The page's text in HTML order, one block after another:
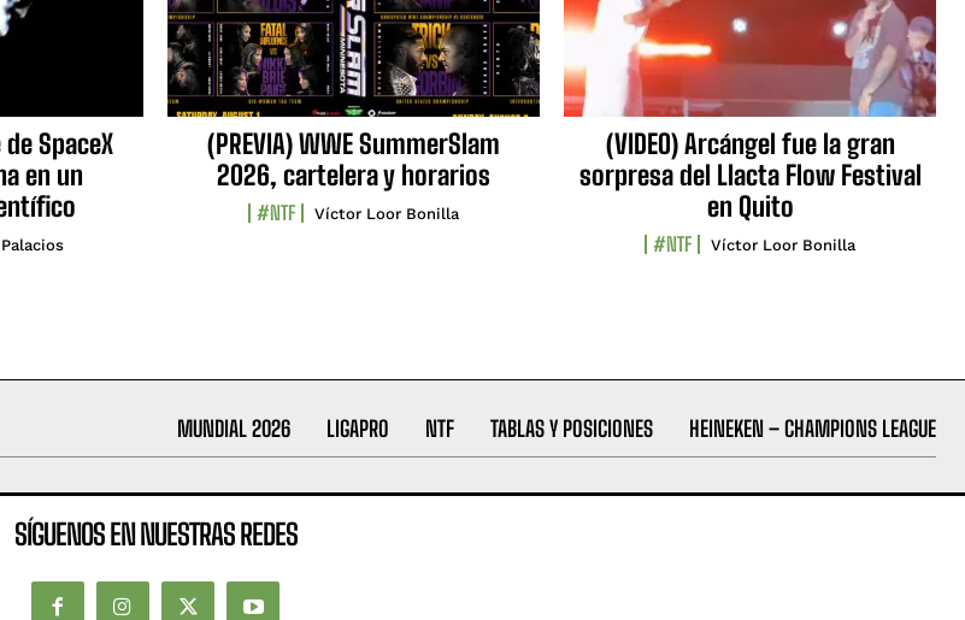
SpaceX
en un
(PREVIA) WWE SummerSlam
2026, cartelera y horarios
#NTF Víctor Loor Bonilla
(VIDEO) Arcángel fue la gran
sorpresa del Llacta Flow Festival
en Quito
#NTF Víctor Loor Bonilla
MUNDIAL 2026 LIGAPRO NTF TABLAS Y POSICIONES HEINEKEN – CHAMPIONS LEAGUE
SÍGUENOS EN NUESTRAS REDES